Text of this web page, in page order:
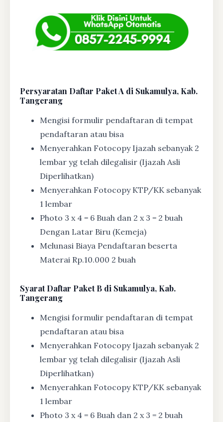
Persyaratan Daftar Paket A di Sukamulya, Kab.
Tangerang
Mengisi formulir pendaftaran di tempat
pendaftaran atau bisa
Menyerahkan Fotocopy Ijazah sebanyak 2
lembar yg telah dilegalisir (Ijazah Asli
Diperlihatkan)
Menyerahkan Fotocopy KTP/KK sebanyak
1 lembar
Photo 3 x 4 = 6 Buah dan 2 x 3 = 2 buah
Dengan Latar Biru (Kemeja)
Melunasi Biaya Pendaftaran beserta
Materai Rp.10.000 2 buah
SyaratDaftar Paket B di Sukamulya, Kab.
Tangerang
Mengisi formulir pendaftaran di tempat
pendaftaran atau bisa
Menyerahkan Fotocopy Ijazah sebanyak 2
lembar yg telah dilegalisir (Ijazah Asli
Diperlihatkan)
Menyerahkan Fotocopy KTP/KK sebanyak
1 lembar
Photo 3 x 4 = 6 Buah dan 2 x 3 = 2 buah